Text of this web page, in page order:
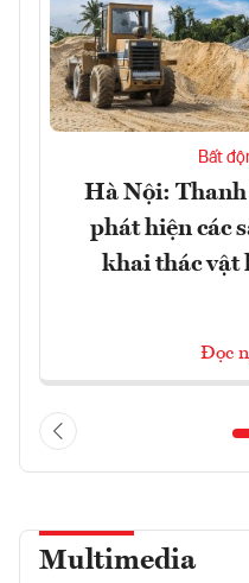
Bất
Hà Nội:
phát hiện các
khai thác vật
Đọc
Multimedia